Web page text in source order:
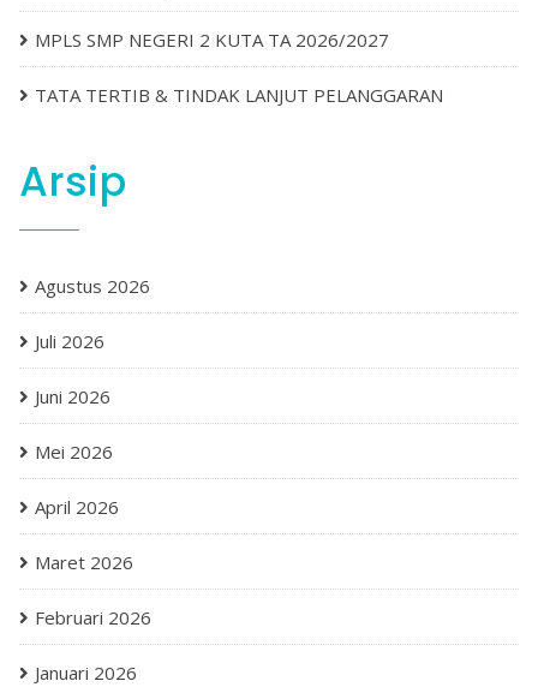
MPLS SMP NEGERI 2 KUTA TA 2026/2027
TATA TERTIB & TINDAK LANJUT PELANGGARAN
Arsip
Agustus 2026
Juli 2026
Juni 2026
Mei 2026
April 2026
Maret 2026
Februari 2026
Januari 2026